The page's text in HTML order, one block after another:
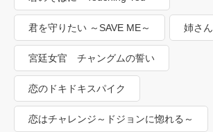
君を守りたい ～SAVE ME～ 姉さん
宮廷女官 チャングムの誓い
恋のドキドキスパイク
恋はチャレンジ～ドジョンに惚れる～